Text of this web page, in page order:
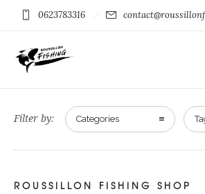
0623783316
Filter by: Categories
ROUSSILLON FISHING SHOP